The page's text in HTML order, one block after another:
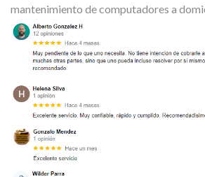
mantenimiento de computadores a